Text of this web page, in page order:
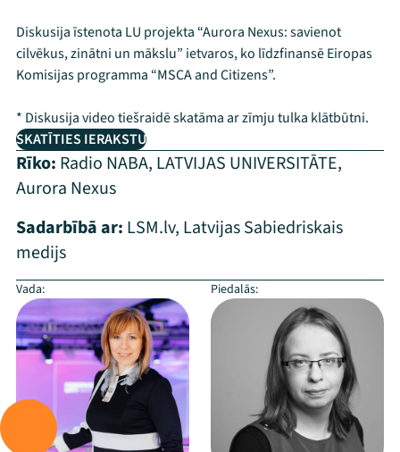
Diskusija īstenota LU projekta “Aurora Nexus: savienot
cilvēkus, zinātni un mākslu” ietvaros, ko līdzfinansē Eiropas
Komisijas programma “MSCA and Citizens”.
* Diskusija video tiešraidē skatāma ar zīmju tulka klātbūtni.
SKATĪTIES IERAKSTU
Rīko: Radio NABA, LATVIJAS UNIVERSITĀTE,
Aurora Nexus
Sadarbībā ar: LSM.lv, Latvijas Sabiedriskais
medijs
Vada: Piedalās: